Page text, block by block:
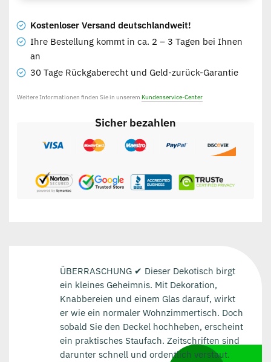
Kostenloser Versand deutschlandweit!
Ihre Bestellung kommt in ca. 2 – 3 Tagen bei Ihnen
an
30 Tage Rückgaberecht und Geld-zurück-Garantie
Weitere Informationen finden Sie in unserem Kundenservice-Center
Sicher bezahlen
ÜBERRASCHUNG ✔ Dieser Dekotisch birgt
ein kleines Geheimnis. Mit Dekoration,
Knabbereien und einem Glas darauf, wirkt
er wie ein normaler Wohnzimmertisch. Doch
sobald Sie den Deckel hochheben, erscheint
ein praktisches Staufach. Zeitschriften sind
darunter schnell und ordentlich verstaut.